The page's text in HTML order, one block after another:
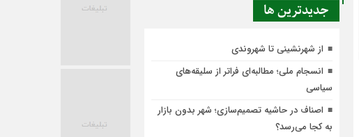
جديدترين ها
از شهرنشینی تا شهروندی
انسجام ملی؛ مطالبه‌ای فراتر از سلیقه‌های
سیاسی
اصناف در حاشیه تصمیم‌سازی؛ شهر بدون بازار
به کجا می‌رسد؟